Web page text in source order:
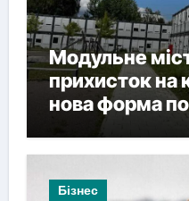
Модульне
прихисток на
нова форма
Бізнес